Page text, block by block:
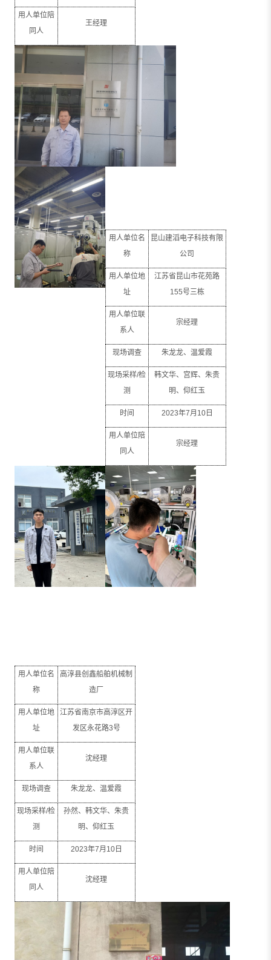
用人单位陪
同人
王经理
用人单位名
称
昆山建滔电子科技有限
公司
用人单位地
址
江苏省昆山市花苑路
155号三栋
用人单位联
系人
宗经理
现场调查 朱龙龙、温爱霞
现场采样/检
测
韩文华、宫辉、朱贵
明、仰红玉
时间 2023年7月 10日
用人单位陪
同人
宗经理
用人单位名
称
高淳县创鑫船舶机械制
造厂
用人单位地
址
江苏省南京市高淳区开
发区永花路3号
用人单位联
系人
沈经理
现场调查 朱龙龙、温爱霞
现场采样/检
测
孙然、韩文华、朱贵
明、仰红玉
时间 2023年7月 10日
用人单位陪
同人
沈经理